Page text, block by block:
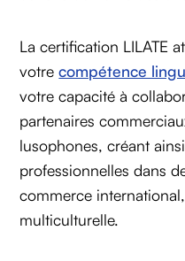
La certification LILATE
votrecompétence
votre capacité à
partenaires
lusophones, créant
professionnelles dans
commerce
multiculturelle.